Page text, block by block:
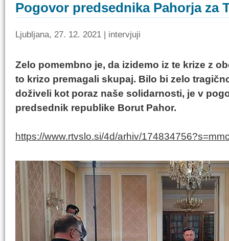
Pogovor predsednika Pahorja za
Ljubljana, 27. 12. 2021 | intervjuji
Zelo pomembno je, da izidemo iz te krize z
to krizo premagali skupaj. Bilo bi zelo
doživeli kot poraz naše solidarnosti, je v
predsednik republike Borut Pahor.
https://www.rtvslo.si/4d/arhiv/